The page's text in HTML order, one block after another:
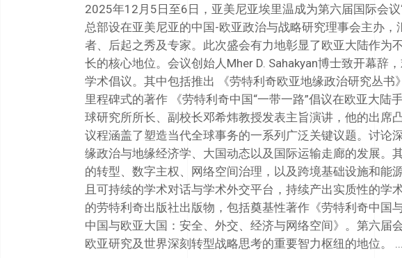
2025年12月5日至6日，亚美尼亚埃里温成为第六届国际会
总部设在亚美尼亚的中国-欧亚政治与战略研究理事会主办
者、后起之秀及专家。此次盛会有力地彰显了欧亚大陆作为
长的核心地位。会议创始人Mher D. Sahakyan博士致开幕辞
学术倡议。其中包括推出 《劳特利奇欧亚地缘政治研究丛
里程碑式的著作 《劳特利奇中国“一带一路”倡议在欧亚大
球研究所所长、副校长邓希炜教授发表主旨演讲，他的出席
议程涵盖了塑造当代全球事务的一系列广泛关键议题。讨论
缘政治与地缘经济学、大国动态以及国际运输走廊的发展。
的转型、数字主权、网络空间治理，以及跨境基础设施和能
且可持续的学术对话与学术外交平台，持续产出实质性的学
的劳特利奇出版社出版物，包括奠基性著作《劳特利奇中国
中国与欧亚大国：安全、外交、经济与网络空间》。第六届
欧亚研究及世界深刻转型战略思考的重要智力枢纽的地位。